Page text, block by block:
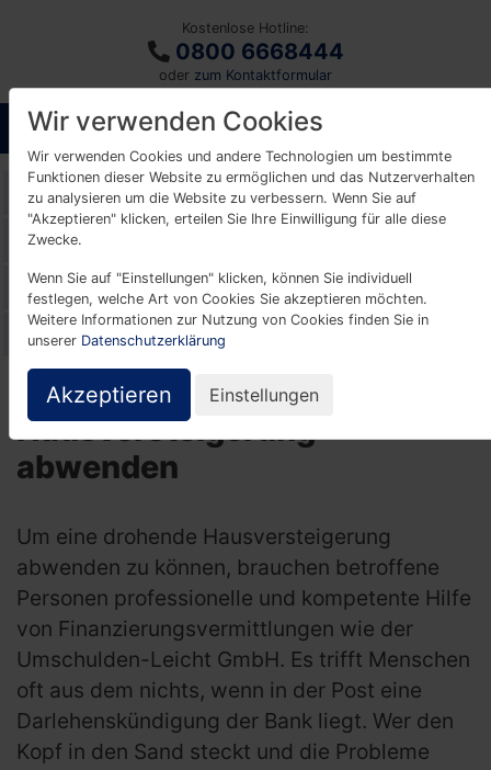
Kostenlose Hotline:
0800 6668444
oder zum Kontaktformular
Glossar
A
B
L
M N O P R S T U
W
Z
Hausversteigerung
abwenden
Um eine drohende Hausversteigerung
abwenden zu können, brauchen betroffene
Personen professionelle und kompetente Hilfe
von Finanzierungsvermittlungen wie der
Umschulden-Leicht GmbH. Es trifft Menschen
oft aus dem nichts, wenn in der Post eine
Darlehenskündigung der Bank liegt. Wer den
Kopf in den Sand steckt und die Probleme
Wir verwenden Cookies
Wir verwenden Cookies und andere Technologien um bestimmte
Funktionen dieser Website zu ermöglichen und das Nutzerverhalten
zu analysieren um die Website zu verbessern. Wenn Sie auf
"Akzeptieren" klicken, erteilen Sie Ihre Einwilligung für alle diese
Zwecke.
Wenn Sie auf "Einstellungen" klicken, können Sie individuell
festlegen, welche Art von Cookies Sie akzeptieren möchten.
Weitere Informationen zur Nutzung von Cookies finden Sie in
unserer Datenschutzerklärung
Akzeptieren Einstellungen